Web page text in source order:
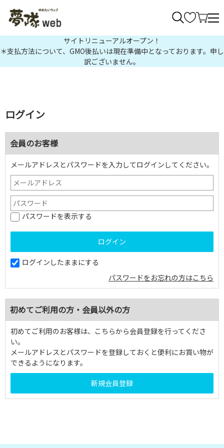
サイトリニューアルオープン！
＊支払方法について、GMO後払いは現在準備中となっております。申し
訳ございません。
ログイン
会員のお客様
メールアドレスとパスワードを入力してログインしてください。
パスワードを表示する
ログインしたままにする
パスワードをお忘れの方はこちら
初めてご利用の方・会員以外の方
初めてご利用のお客様は、こちらから会員登録を行ってくださ
い。
メールアドレスとパスワードを登録しておくと便利にお買い物が
できるようになります。